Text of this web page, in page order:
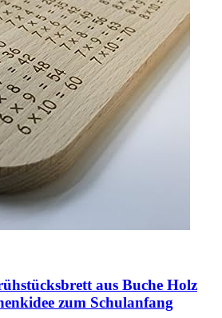
aus Buche Holz
zum Schulanfang